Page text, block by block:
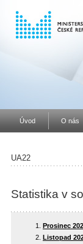
Úvod O nás
UA22
Statistika v
Prosinec
Listopad